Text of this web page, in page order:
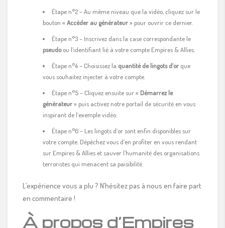
Étape n°2 – Au même niveau que la vidéo, cliquez sur le
bouton « Accéder au générateur» pour ouvrir ce dernier.
Étape n°3 – Inscrivez dans la case correspondante le
pseudoou l’identifiant lié à votre compte Empires & Allies.
Étape n°4 – Choisissez la quantité de lingots d’or que
vous souhaitez injecter à votre compte.
Étape n°5 – Cliquez ensuite sur « Démarrez le
générateur» puis activez notre portail de sécurité en vous
inspirant de l’exemple vidéo.
Étape n°6 – Les lingots d’or sont enfin disponibles sur
votre compte. Dépêchez vous d’en profiter en vous rendant
sur Empires & Allies et sauver l’humanité des organisations
terroristes qui menacent sa paisibilité.
L’expérience vous a plu ? N’hésitez pas à nous en faire part
en commentaire !
À propos d’Empires